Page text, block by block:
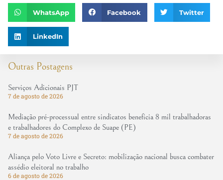
Outras Postagens
Serviços Adicionais PJT
7 de agosto de 2026
Mediação pré-processual entre sindicatos beneficia 8 mil trabalhadoras
e trabalhadores do Complexo de Suape (PE)
7 de agosto de 2026
Aliança pelo Voto Livre e Secreto: mobilização nacional busca combater
assédio eleitoral no trabalho
6 de agosto de 2026
WhatsApp Facebook Twitter
LinkedIn